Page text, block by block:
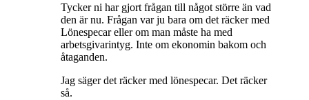
Tycker ni har gjort frågan till något större än vad
den är nu. Frågan var ju bara om det räcker med
Lönespecar eller om man måste ha med
arbetsgivarintyg. Inte om ekonomin bakom och
åtaganden.
Jag säger det räcker med lönespecar. Det räcker
så.